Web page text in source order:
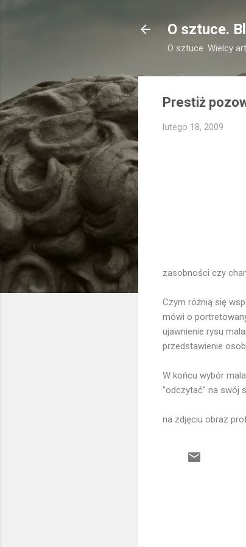
O sztuce.
O sztuce. Wielcy
Prestiż
lutego 18, 2009
zasobności czy
Czym różnią się
mówi o
ujawnienie rysu
przedstawienie
W końcu wybór
"odczytać" na swój
na zdjęciu obraz